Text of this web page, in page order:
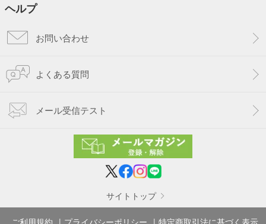
ヘルプ
お問い合わせ
よくある質問
メール受信テスト
サイトトップ
ご利用規約 プライバシーポリシー 特定商取引法に基づく表示